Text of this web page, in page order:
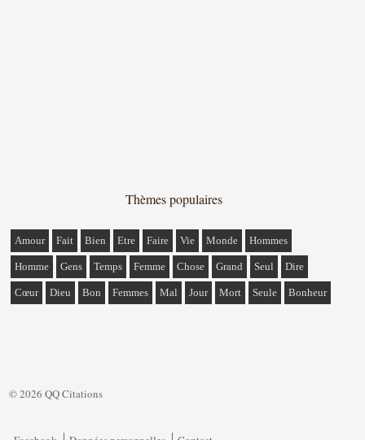
Thèmes populaires
Amour Fait Bien Etre Faire Vie Monde Hommes
Homme Gens Temps Femme Chose Grand Seul Dire
Cœur Dieu Bon Femmes Mal Jour Mort Seule Bonheur
© 2026 QQ Citations